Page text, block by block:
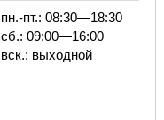
пн.-пт.: 08:30—18:30
сб.: 09:00—16:00
вск.: выходной